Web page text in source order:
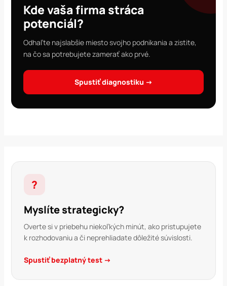
Kde vaša firma stráca
potenciál?
Odhaľte najslabšie miesto svojho podnikania a zistite,
na čo sa potrebujete zamerať ako prvé.
Spustiť diagnostiku →
?
Myslíte strategicky?
Overte si v priebehu niekoľkých minút, ako pristupujete
k rozhodovaniu a či neprehliadate dôležité súvislosti.
Spustiť bezplatný test →